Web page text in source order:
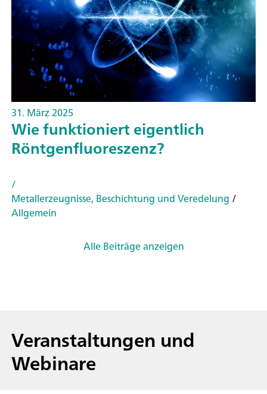
31. März 2025
Wie funktioniert eigentlich
Röntgenfluoreszenz?
/
Metallerzeugnisse, Beschichtung und Veredelung /
Allgemein
Alle Beiträge anzeigen
Veranstaltungen und
Webinare